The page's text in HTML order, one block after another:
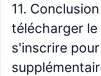
11.
télécharger le
s'inscrire